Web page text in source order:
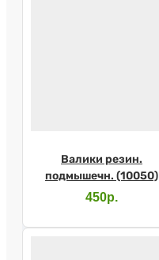
Валики резин.
подмышечн. (10050)
450р.